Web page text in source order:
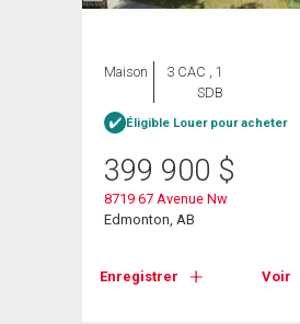
Maison
3 CAC , 1
SDB
Éligible Louer pour acheter
399 900 $
8719 67 Avenue Nw
Edmonton, AB
Enregistrer Voir